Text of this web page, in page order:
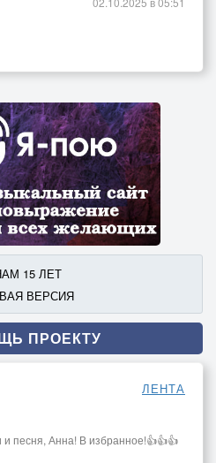
15 ЛЕТ
ВЕРСИЯ
ПРОЕКТУ
ЛЕНТА
песня, Анна! В избранное!👍👍👍